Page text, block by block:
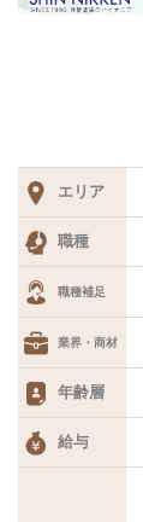
エリア
職種
職種補足
業界・商材
年齢層
給与